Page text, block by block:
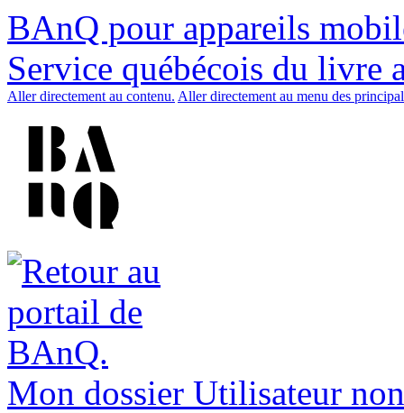
BAnQ pour appareils
Service québécois du livre
Aller directement au contenu. Aller directement au menu des
Mon dossier Utilisateur